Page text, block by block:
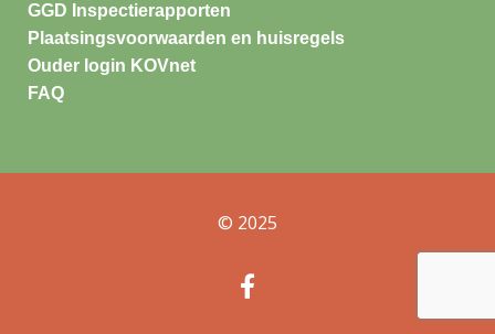
GGD Inspectierapporten
Plaatsingsvoorwaarden en huisregels
Ouder login KOVnet
FAQ
© 2025